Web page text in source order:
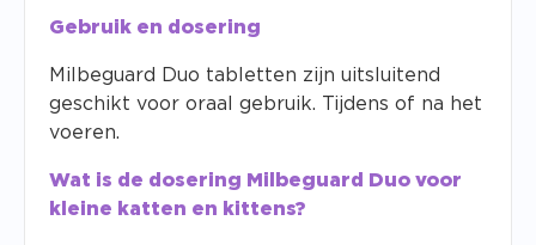
Gebruik en dosering
Milbeguard Duo tabletten zijn uitsluitend
geschikt voor oraal gebruik. Tijdens of na het
voeren.
Wat is de dosering Milbeguard Duo voor
kleine katten en kittens?